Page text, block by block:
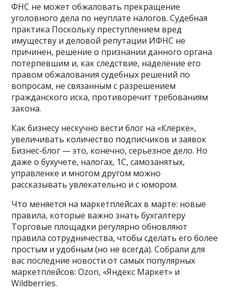
ФНС не может обжаловать прекращение
уголовного дела по неуплате налогов. Судебная
практика Поскольку преступлением вред
имуществу и деловой репутации ИФНС не
причинен, решение о признании данного органа
потерпевшим и, как следствие, наделение его
правом обжалования судебных решений по
вопросам, не связанным с разрешением
гражданского иска, противоречит требованиям
закона.
Как бизнесу нескучно вести блог на «Клерке»,
увеличивать количество подписчиков и заявок
Бизнес-блог — это, конечно, серьезное дело. Но
даже о бухучете, налогах, 1С, самозанятых,
управленке и многом другом можно
рассказывать увлекательно и с юмором.
Что меняется на маркетплейсах в марте: новые
правила, которые важно знать бухгалтеру
Торговые площадки регулярно обновляют
правила сотрудничества, чтобы сделать его более
простым и удобным (но не всегда). Собрали для
вас последние новости от самых популярных
маркетплейсов: Ozon, «Яндекс Маркет» и
Wildberries.